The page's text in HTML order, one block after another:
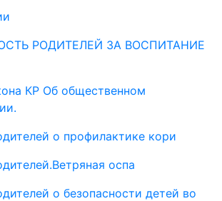
РОДИТЕЛЕЙ ЗА ВОСПИТАНИЕ
КР Об общественном
о профилактике кори
оспа
о безопасности детей во